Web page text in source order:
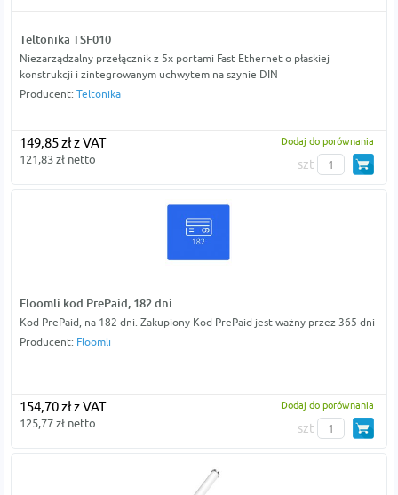
Teltonika TSF010
Niezarządzalny przełącznik z 5x portami Fast Ethernet o płaskiej
konstrukcji i zintegrowanym uchwytem na szynie DIN
Producent: Teltonika
149,85 zł z VAT
121,83 zł netto
Dodaj do porównania
szt
Floomli kod PrePaid, 182 dni
Kod PrePaid, na 182 dni. Zakupiony Kod PrePaid jest ważny przez 365 dni
Producent: Floomli
154,70 zł z VAT
125,77 zł netto
Dodaj do porównania
szt